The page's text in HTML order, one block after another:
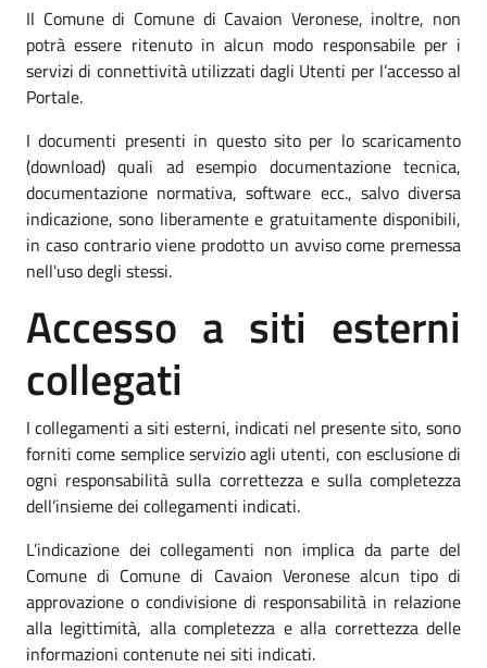
Il Comune di Comune di Cavaion Veronese, inoltre, non
potrà essere ritenuto in alcun modo responsabile per i
servizi di connettività utilizzati dagli Utenti per l’accesso al
Portale.
I documenti presenti in questo sito per lo scaricamento
(download) quali ad esempio documentazione tecnica,
documentazione normativa, software ecc., salvo diversa
indicazione, sono liberamente e gratuitamente disponibili,
in caso contrario viene prodotto un avviso come premessa
nell'uso degli stessi.
Accesso a siti esterni
collegati
I collegamenti a siti esterni, indicati nel presente sito, sono
forniti come semplice servizio agli utenti, con esclusione di
ogni responsabilità sulla correttezza e sulla completezza
dell’insieme dei collegamenti indicati.
L’indicazione dei collegamenti non implica da parte del
Comune di Comune di Cavaion Veronese alcun tipo di
approvazione o condivisione di responsabilità in relazione
alla legittimità, alla completezza e alla correttezza delle
informazioni contenute nei siti indicati.